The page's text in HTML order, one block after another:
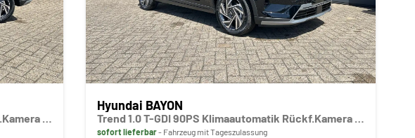
Trend 1.0 T-GDI 90PS Klimaautomatik Rückf.Kamera Parksensoren Sitzheizung Lenkradheizung Bluetooth Touchscreen Tempomat Apple CarPlay + Android Auto 16"LM
Hyundai BAYON
Trend 1.0 T-GDI 90PS Klimaautomatik Rückf.Kamera Parksensoren Sitzheizung Lenkradheizung Bluetooth Touchscreen Tempomat Apple CarPlay + Android Auto 16"LM
sofort lieferbar Fahrzeug mit Tageszulassung